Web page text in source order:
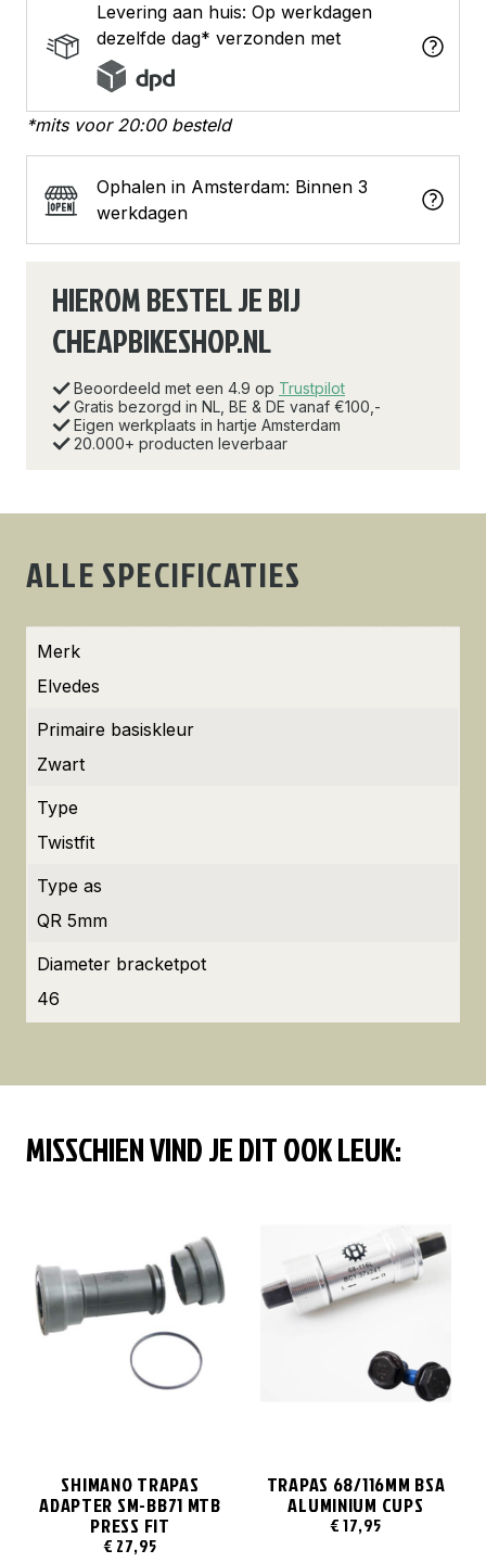
Levering aan huis: Op werkdagen
dezelfde dag* verzonden met
*mits voor 20:00 besteld
Ophalen in Amsterdam: Binnen 3
werkdagen
HIEROM BESTEL JE BIJ
CHEAPBIKESHOP.NL
Beoordeeld met een 4.9 op Trustpilot
Gratis bezorgd in NL, BE & DE vanaf €100,-
Eigen werkplaats in hartje Amsterdam
20.000+ producten leverbaar
ALLE SPECIFICATIES
Merk
Elvedes
Primaire basiskleur
Zwart
Type
Twistfit
Type as
QR 5mm
Diameter bracketpot
46
MISSCHIEN VIND JE DIT OOK LEUK:
SHIMANO TRAPAS
ADAPTER SM-BB71 MTB
PRESS FIT
€ 27,95
TRAPAS 68/116MM BSA
ALUMINIUM CUPS
€17,95